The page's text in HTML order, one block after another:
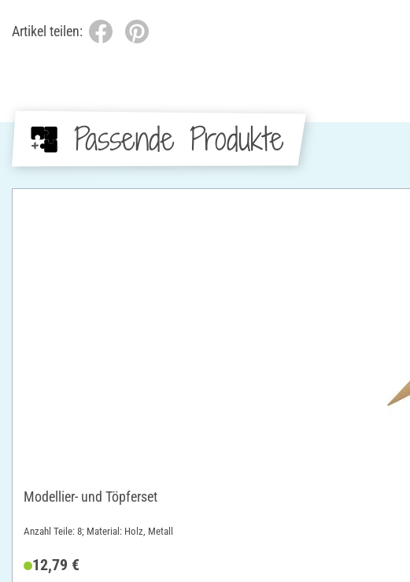
Artikel teilen:
Passende Produkte
Modellier- und Töpferset
Anzahl Teile: 8; Material: Holz, Metall
12,79 €